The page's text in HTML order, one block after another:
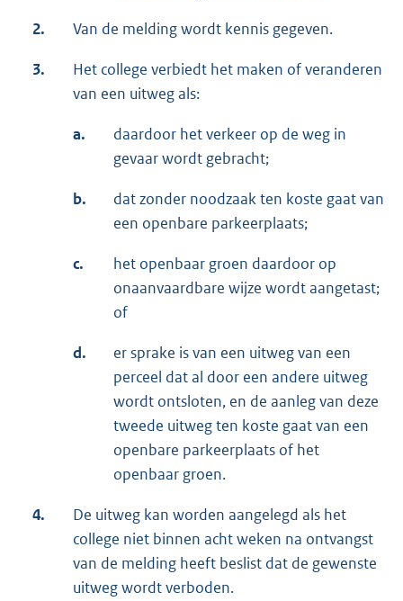
2. Van de melding wordt kennis gegeven.
3.
Het college verbiedt het maken of veranderen
van een uitweg als:
a.
daardoor het verkeer op de weg in
gevaar wordt gebracht;
b.
dat zonder noodzaak ten koste gaat van
een openbare parkeerplaats;
c.
het openbaar groen daardoor op
onaanvaardbare wijze wordt aangetast;
of
d.
er sprake is van een uitweg van een
perceel dat al door een andere uitweg
wordt ontsloten, en de aanleg van deze
tweede uitweg ten koste gaat van een
openbare parkeerplaats of het
openbaar groen.
4.
De uitweg kan worden aangelegd als het
college niet binnen acht weken na ontvangst
van de melding heeft beslist dat de gewenste
uitweg wordt verboden.